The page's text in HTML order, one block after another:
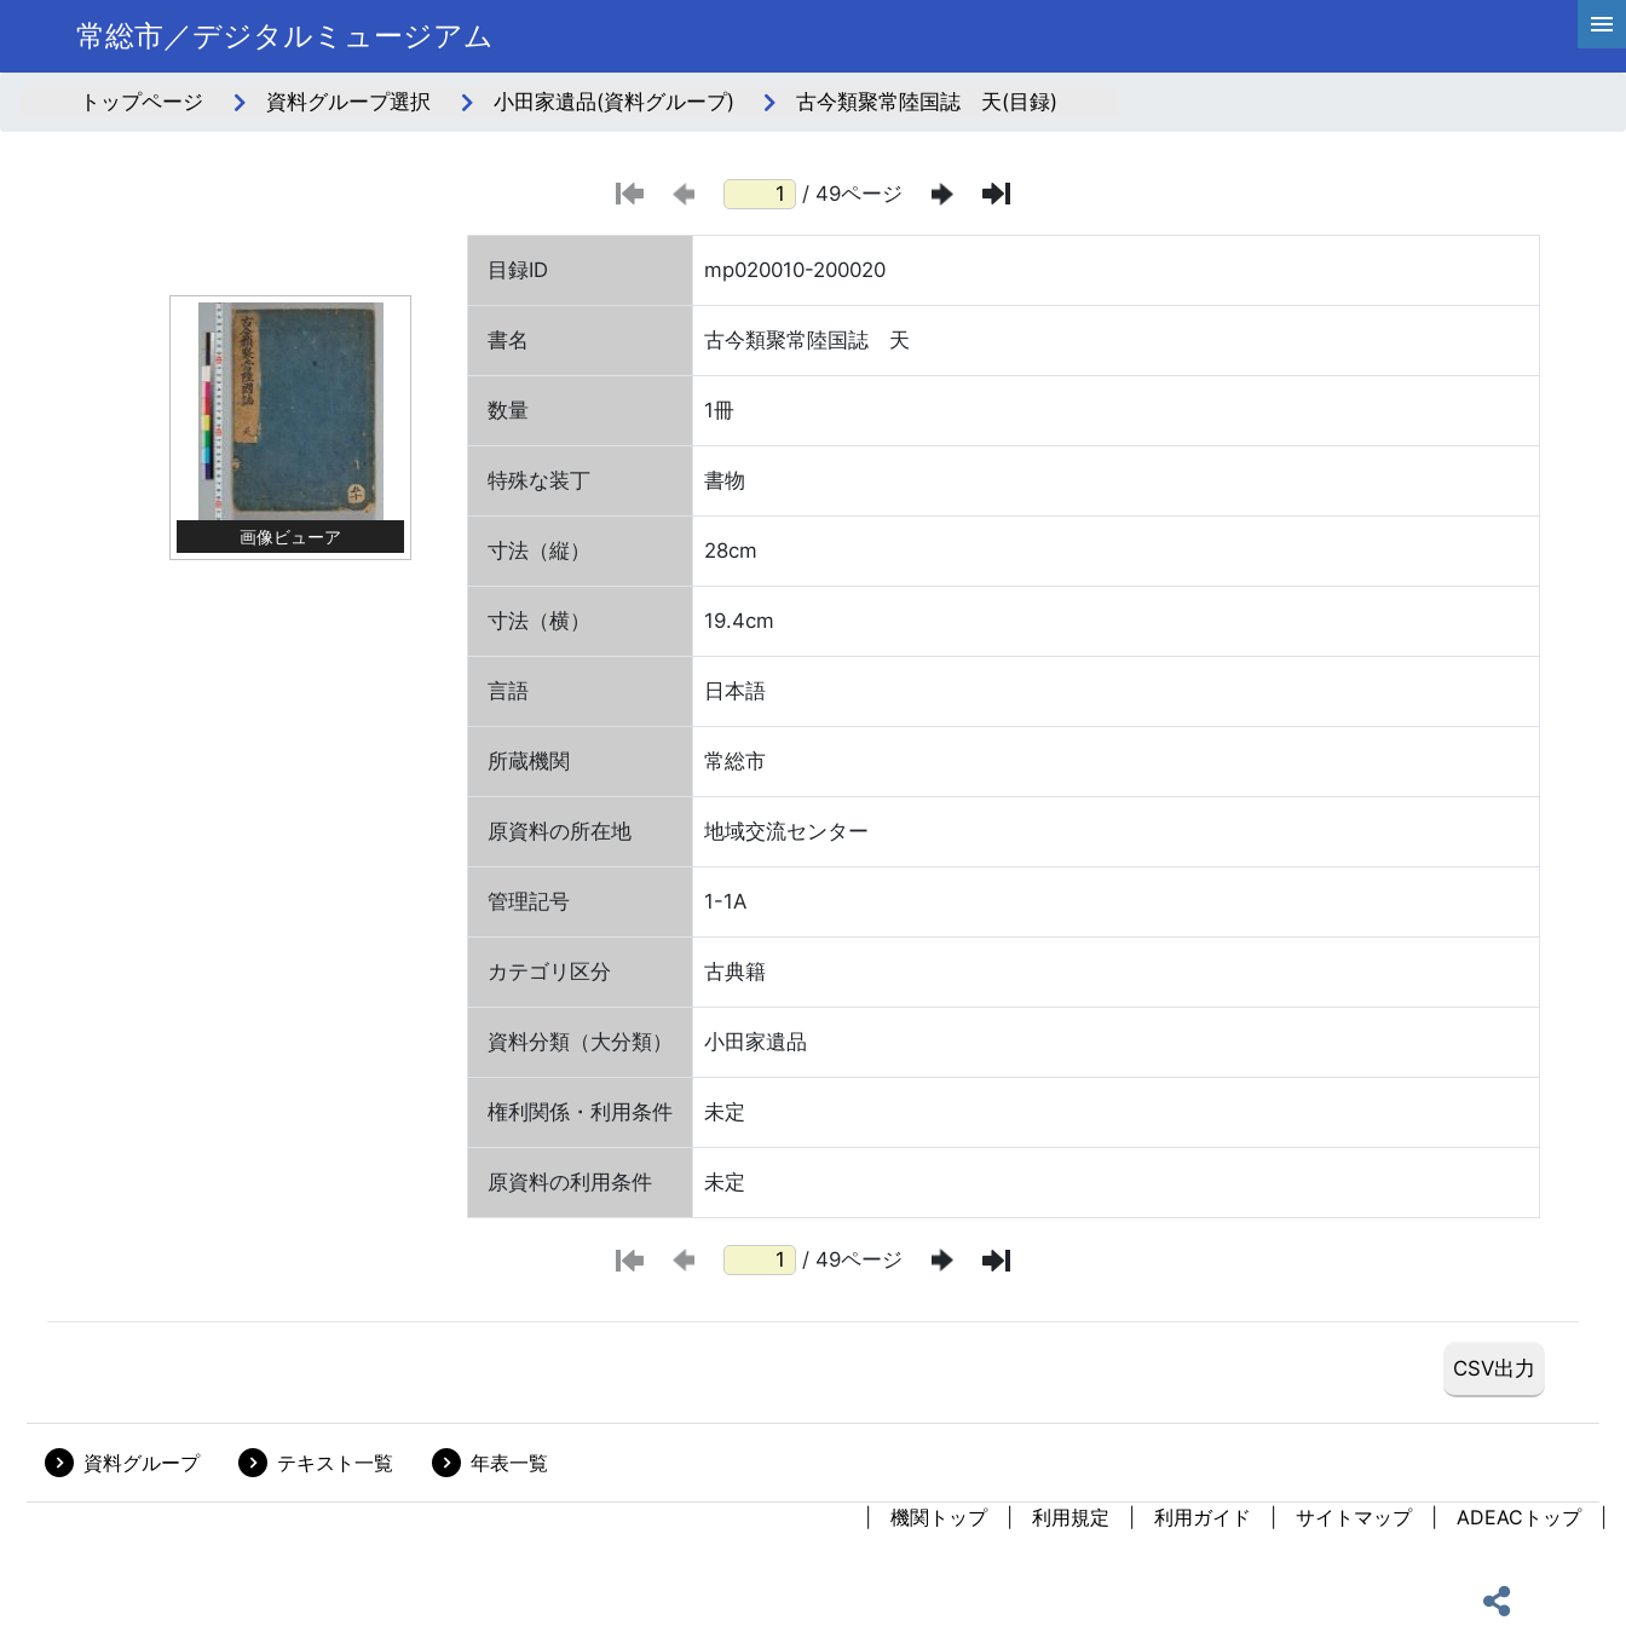
常総市／デジタルミュージアム
トップページ 資料グループ選択 小田家遺品(資料グループ) 古今類聚常陸国誌 天(目録)
/ 49ページ
画像ビューア
目録ID mp020010-200020
書名 古今類聚常陸国誌 天
数量 1冊
特殊な装丁 書物
寸法（縦） 28cm
寸法（横） 19.4cm
言語 日本語
所蔵機関 常総市
原資料の所在地 地域交流センター
管理記号 1-1A
カテゴリ区分 古典籍
資料分類（大分類） 小田家遺品
権利関係・利用条件 未定
原資料の利用条件 未定
/ 49ページ
資料グループ テキスト一覧 年表一覧
機関トップ 利用規定 利用ガイド サイトマップ ADEACトップ